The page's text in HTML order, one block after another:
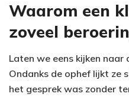
Waarom een
zoveel
Laten we eens kijken
Ondanks de ophef lijkt ze
het gesprek was zonder